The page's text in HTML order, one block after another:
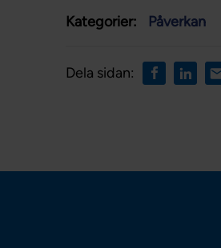
Kategorier:
Påverkan
Dela sidan: